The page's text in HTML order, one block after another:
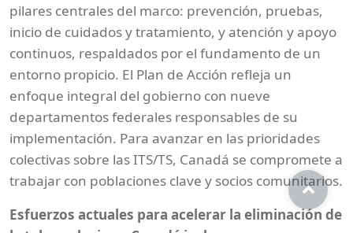
pilares centrales del marco: prevención, pruebas,
inicio de cuidados y tratamiento, y atención y apoyo
continuos, respaldados por el fundamento de un
entorno propicio. El Plan de Acción refleja un
enfoque integral del gobierno con nueve
departamentos federales responsables de su
implementación. Para avanzar en las prioridades
colectivas sobre las ITS/TS, Canadá se compromete a
trabajar con poblaciones clave y socios comunitarios.
Esfuerzos actuales para acelerar la eliminación de